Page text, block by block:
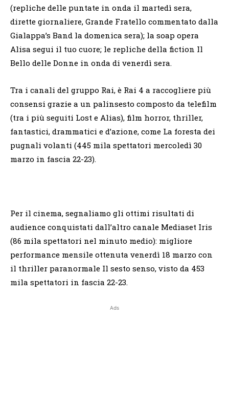
(repliche delle puntate in onda il martedì sera,
dirette giornaliere, Grande Fratello commentato dalla
Gialappa’s Band la domenica sera); la soap opera
Alisa segui il tuo cuore; le repliche della fiction Il
Bello delle Donne in onda di venerdì sera.
Tra i canali del gruppo Rai, è Rai 4 a raccogliere più
consensi grazie a un palinsesto composto da telefilm
(tra i più seguiti Lost e Alias), film horror, thriller,
fantastici, drammatici e d’azione, come La foresta dei
pugnali volanti (445 mila spettatori mercoledì 30
marzo in fascia 22-23).
Per il cinema, segnaliamo gli ottimi risultati di
audience conquistati dall’altro canale Mediaset Iris
(86 mila spettatori nel minuto medio): migliore
performance mensile ottenuta venerdì 18 marzo con
il thriller paranormale Il sesto senso, visto da 453
mila spettatori in fascia 22-23.
Ads